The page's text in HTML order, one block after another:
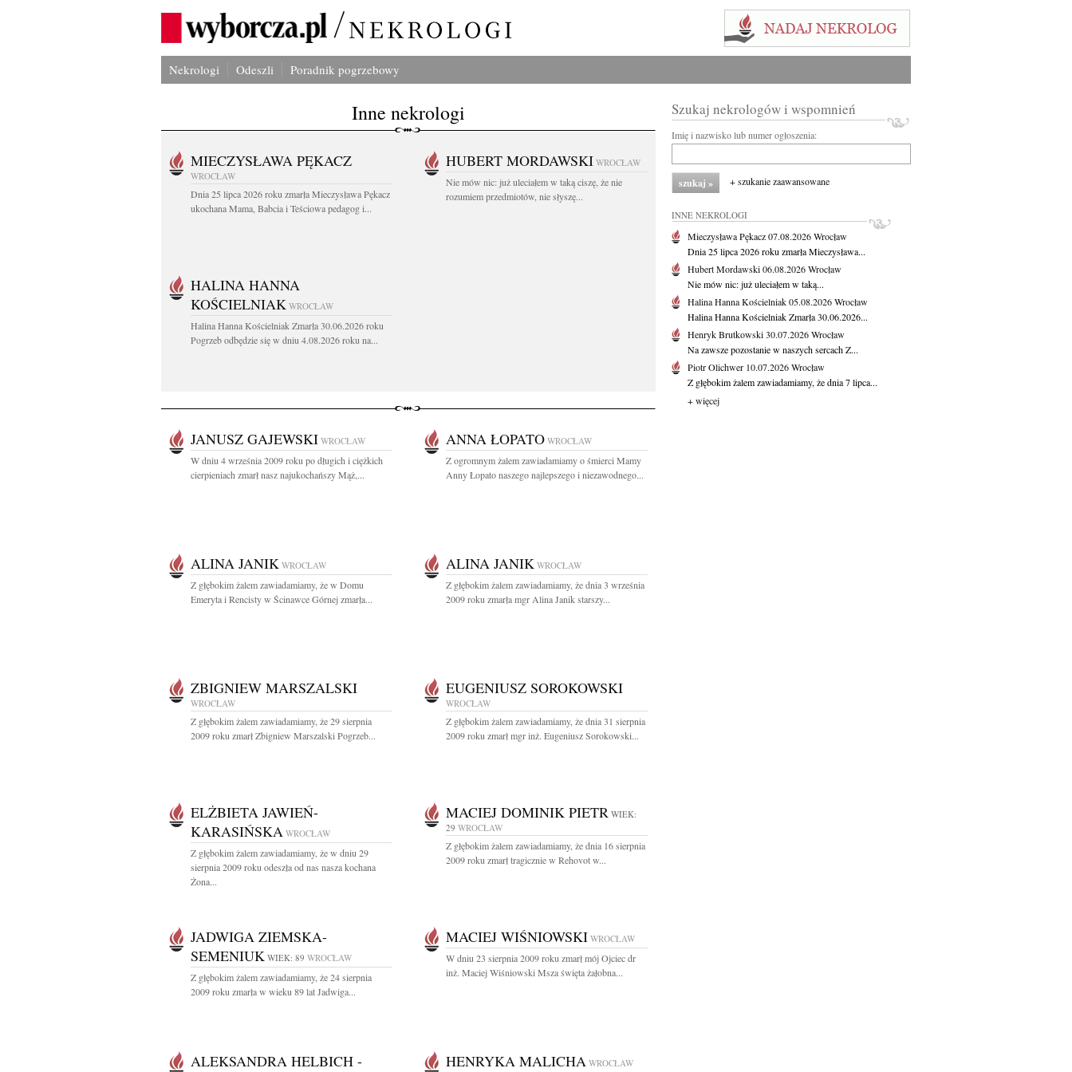
Nekrologi Odeszli Poradnik pogrzebowy
Inne nekrologi
MIECZYSŁAWA PĘKACZ
WROCŁAW
Dnia 25 lipca 2026 roku zmarła Mieczysława Pękacz
ukochana Mama, Babcia i Teściowa pedagog i...
HUBERT MORDAWSKI WROCŁAW
Nie mów nic: już uleciałem w taką ciszę, że nie
rozumiem przedmiotów, nie słyszę...
HALINA HANNA
KOŚCIELNIAK WROCŁAW
Halina Hanna Kościelniak Zmarła 30.06.2026 roku
Pogrzeb odbędzie się w dniu 4.08.2026 roku na...
JANUSZ GAJEWSKI WROCŁAW
W dniu 4 września 2009 roku po długich i ciężkich
cierpieniach zmarł nasz najukochańszy Mąż,...
ANNA ŁOPATO WROCŁAW
Z ogromnym żalem zawiadamiamy o śmierci Mamy
Anny Łopato naszego najlepszego i niezawodnego...
ALINA JANIK WROCŁAW
Z głębokim żalem zawiadamiamy, że w Domu
Emeryta i Rencisty w Ścinawce Górnej zmarła...
ALINA JANIK WROCŁAW
Z głębokim żalem zawiadamiamy, że dnia 3 września
2009 roku zmarła mgr Alina Janik starszy...
ZBIGNIEW MARSZALSKI
WROCŁAW
Z głębokim żalem zawiadamiamy, że 29 sierpnia
2009 roku zmarł Zbigniew Marszalski Pogrzeb...
EUGENIUSZ SOROKOWSKI
WROCŁAW
Z głębokim żalem zawiadamiamy, że dnia 31 sierpnia
2009 roku zmarł mgr inż. Eugeniusz Sorokowski...
ELŻBIETA JAWIEŃ-
KARASIŃSKA WROCŁAW
Z głębokim żalem zawiadamiamy, że w dniu 29
sierpnia 2009 roku odeszła od nas nasza kochana
Żona...
MACIEJ DOMINIK PIETR WIEK:
29 WROCŁAW
Z głębokim żalem zawiadamiamy, że dnia 16 sierpnia
2009 roku zmarł tragicznie w Rehovot w...
JADWIGA ZIEMSKA-
SEMENIUK WIEK: 89 WROCŁAW
Z głębokim żalem zawiadamiamy, że 24 sierpnia
2009 roku zmarła w wieku 89 lat Jadwiga...
MACIEJ WIŚNIOWSKI WROCŁAW
W dniu 23 sierpnia 2009 roku zmarł mój Ojciec dr
inż. Maciej Wiśniowski Msza święta żałobna...
ALEKSANDRA HELBICH -
HENRYKA MALICHA WROCŁAW
Szukaj nekrologów i wspomnień
Imię i nazwisko lub numer ogłoszenia:
+ szukanie zaawansowane
INNE NEKROLOGI
Mieczysława Pękacz07.08.2026Wrocław
Dnia 25 lipca 2026 roku zmarła Mieczysława...
Hubert Mordawski06.08.2026Wrocław
Nie mów nic: już uleciałem w taką...
Halina Hanna Kościelniak05.08.2026Wrocław
Halina Hanna Kościelniak Zmarła 30.06.2026...
Henryk Brutkowski30.07.2026Wrocław
Na zawsze pozostanie w naszych sercach Z...
Piotr Olichwer 10.07.2026Wrocław
Z głębokim żalem zawiadamiamy, że dnia 7 lipca...
+ więcej